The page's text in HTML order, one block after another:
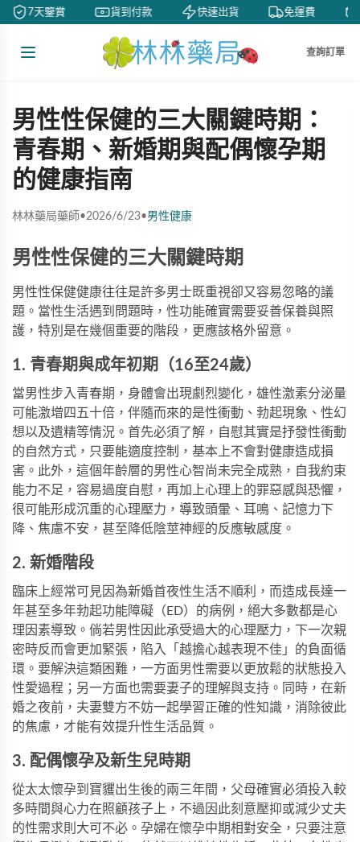
7天鑒賞 貨到付款 快速出貨 免運費
查詢訂單
男性性保健的三大關鍵時期：
青春期、新婚期與配偶懷孕期
的健康指南
林林藥局藥師•2026/6/23•男性健康
男性性保健的三大關鍵時期
男性性保健健康往往是許多男士既重視卻又容易忽略的議
題。當性生活遇到問題時，性功能確實需要妥善保養與照
護，特別是在幾個重要的階段，更應該格外留意。
1. 青春期與成年初期（16至24歲）
當男性步入青春期，身體會出現劇烈變化，雄性激素分泌量
可能激增四五十倍，伴隨而來的是性衝動、勃起現象、性幻
想以及遺精等情況。首先必須了解，自慰其實是抒發性衝動
的自然方式，只要能適度控制，基本上不會對健康造成損
害。此外，這個年齡層的男性心智尚未完全成熟，自我約束
能力不足，容易過度自慰，再加上心理上的罪惡感與恐懼，
很可能形成沉重的心理壓力，導致頭暈、耳鳴、記憶力下
降、焦慮不安，甚至降低陰莖神經的反應敏感度。
2. 新婚階段
臨床上經常可見因為新婚首夜性生活不順利，而造成長達一
年甚至多年勃起功能障礙（ED）的病例，絕大多數都是心
理因素導致。倘若男性因此承受過大的心理壓力，下一次親
密時反而會更加緊張，陷入「越擔心越表現不佳」的負面循
環。要解決這類困難，一方面男性需要以更放鬆的狀態投入
性愛過程；另一方面也需要妻子的理解與支持。同時，在新
婚之夜前，夫妻雙方不妨一起學習正確的性知識，消除彼此
的焦慮，才能有效提升性生活品質。
3. 配偶懷孕及新生兒時期
從太太懷孕到寶貜出生後的兩三年間，父母確實必須投入較
多時間與心力在照顧孩子上，不過因此刻意壓抑或減少丈夫
的性需求則大可不必。孕婦在懷孕中期相對安全，只要注意